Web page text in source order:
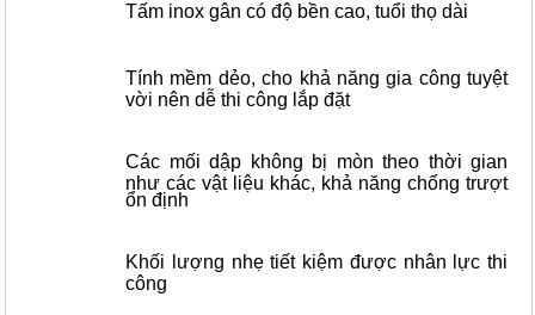
Tấm inox gân có độ bền cao, tuổi thọ dài
Tính mềm dẻo, cho khả năng gia công tuyệt
vời nên dễ thi công lắp đặt
Các mối dập không bị mòn theo thời gian
như các vật liệu khác, khả năng chống trượt
ổn định
Khối lượng nhẹ tiết kiệm được nhân lực thi
công